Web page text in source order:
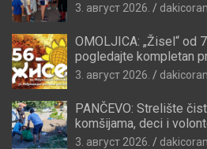
3. август 2026.
OMOLJICA: „Žisel“ od
pogledajte kompletan
3. август 2026.
PANČEVO: Strelište
komšijama, deci i
3. август 2026.